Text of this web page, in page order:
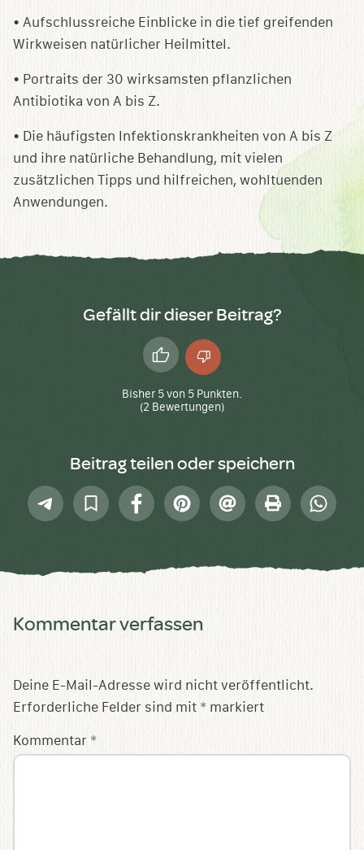
• Aufschlussreiche Einblicke in die tief greifenden
Wirkweisen natürlicher Heilmittel.
• Portraits der 30 wirksamsten pflanzlichen
Antibiotika von A bis Z.
• Die häufigsten Infektionskrankheiten von A bis Z
und ihre natürliche Behandlung, mit vielen
zusätzlichen Tipps und hilfreichen, wohltuenden
Anwendungen.
Gefällt dir dieser Beitrag?
Daumen
hoch
Daumen
runter
Bisher 5von 5 Punkten.
(2 Bewertungen)
Beitrag teilen oder speichern
Telegram
In
Sammlung
FacebookPinterest
E-
Mail
Drucken
Kommentar verfassen
Deine E-Mail-Adresse wird nicht veröffentlicht.
Erforderliche Felder sind mit * markiert
Kommentar *